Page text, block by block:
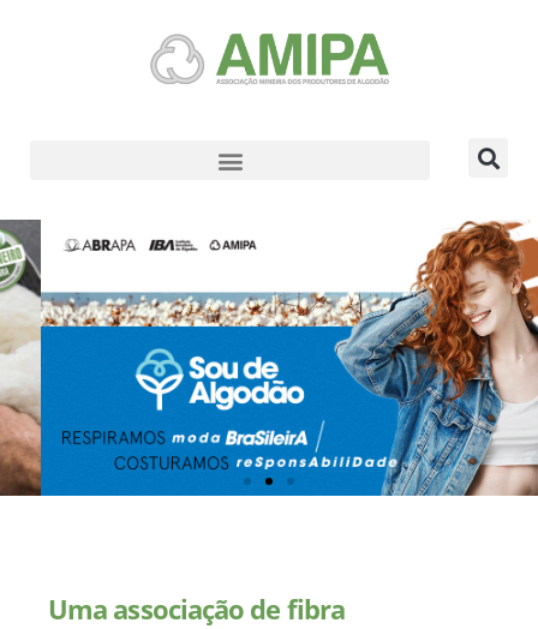
Uma associação de fibra